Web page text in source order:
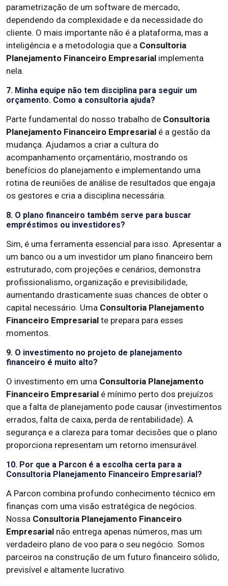
parametrização de um software de mercado,
dependendo da complexidade e da necessidade do
cliente. O mais importante não é a plataforma, mas a
inteligência e a metodologia que a Consultoria
Planejamento Financeiro Empresarial implementa
nela.
7. Minha equipe não tem disciplina para seguir um
orçamento. Como a consultoria ajuda?
Parte fundamental do nosso trabalho de Consultoria
Planejamento Financeiro Empresarial é a gestão da
mudança. Ajudamos a criar a cultura do
acompanhamento orçamentário, mostrando os
benefícios do planejamento e implementando uma
rotina de reuniões de análise de resultados que engaja
os gestores e cria a disciplina necessária.
8. O plano financeiro também serve para buscar
empréstimos ou investidores?
Sim, é uma ferramenta essencial para isso. Apresentar a
um banco ou a um investidor um plano financeiro bem
estruturado, com projeções e cenários, demonstra
profissionalismo, organização e previsibilidade,
aumentando drasticamente suas chances de obter o
capital necessário. Uma Consultoria Planejamento
Financeiro Empresarial te prepara para esses
momentos.
9. O investimento no projeto de planejamento
financeiro é muito alto?
O investimento em uma Consultoria Planejamento
Financeiro Empresarial é mínimo perto dos prejuízos
que a falta de planejamento pode causar (investimentos
errados, falta de caixa, perda de rentabilidade). A
segurança e a clareza para tomar decisões que o plano
proporciona representam um retorno imensurável.
10. Por que a Parcon é a escolha certa para a
Consultoria Planejamento Financeiro Empresarial?
A Parcon combina profundo conhecimento técnico em
finanças com uma visão estratégica de negócios.
Nossa Consultoria Planejamento Financeiro
Empresarial não entrega apenas números, mas um
verdadeiro plano de voo para o seu negócio. Somos
parceiros na construção de um futuro financeiro sólido,
previsível e altamente lucrativo.